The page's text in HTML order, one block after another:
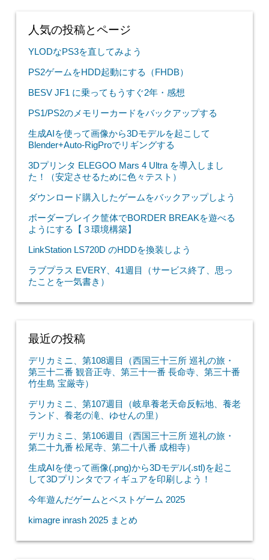
人気の投稿とページ
YLODなPS3を直してみよう
PS2ゲームをHDD起動にする（FHDB）
BESV JF1 に乗ってもうすぐ2年・感想
PS1/PS2のメモリーカードをバックアップする
生成AIを使って画像から3Dモデルを起こして
Blender+Auto-RigProでリギングする
3Dプリンタ ELEGOO Mars 4 Ultra を導入しまし
た！（安定させるために色々テスト）
ダウンロード購入したゲームをバックアップしよう
ボーダーブレイク筐体でBORDER BREAKを遊べる
ようにする【３環境構築】
LinkStation LS720D のHDDを換装しよう
ラブプラス EVERY、41週目（サービス終了、思っ
たことを一気書き）
最近の投稿
デリカミニ、第108週目（西国三十三所 巡礼の旅・
第三十二番 観音正寺、第三十一番 長命寺、第三十番
竹生島 宝厳寺）
デリカミニ、第107週目（岐阜養老天命反転地、養老
ランド、養老の滝、ゆせんの里）
デリカミニ、第106週目（西国三十三所 巡礼の旅・
第二十九番 松尾寺、第二十八番 成相寺）
生成AIを使って画像(.png)から3Dモデル(.stl)を起こ
して3Dプリンタでフィギュアを印刷しよう！
今年遊んだゲームとベストゲーム 2025
kimagre inrash 2025 まとめ